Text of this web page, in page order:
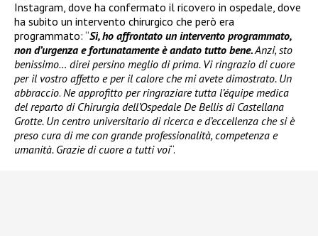
Instagram, dove ha confermato il ricovero in ospedale, dove
ha subito un intervento chirurgico che però era
programmato: “Sì, ho affrontato un intervento programmato,
non d’urgenza e fortunatamente è andato tutto bene.Anzi, sto
benissimo… direi persino meglio di prima. Vi ringrazio di cuore
per il vostro affetto e per il calore che mi avete dimostrato. Un
abbraccio. Ne approfitto per ringraziare tutta l’équipe medica
del reparto di Chirurgia dell’Ospedale De Bellis di Castellana
Grotte. Un centro universitario di ricerca e d’eccellenza che si è
preso cura di me con grande professionalità, competenza e
umanità. Grazie di cuore a tutti voi“.